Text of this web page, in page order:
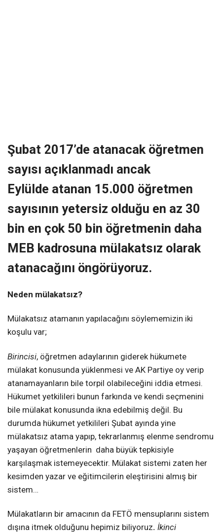
Şubat 2017’de atanacak öğretmen
sayısı açıklanmadı ancak
Eylülde atanan 15.000 öğretmen
sayısının yetersiz olduğu en az 30
bin en çok 50 bin öğretmenin daha
MEB kadrosuna mülakatsız olarak
atanacağını öngörüyoruz.
Neden mülakatsız?
Mülakatsız atamanın yapılacağını söylememizin iki
koşulu var;
Birincisi, öğretmen adaylarının giderek hükumete
mülakat konusunda yüklenmesi ve AK Partiye oy verip
atanamayanların bile torpil olabileceğini iddia etmesi.
Hükumet yetkilileri bunun farkında ve kendi seçmenini
bile mülakat konusunda ikna edebilmiş değil. Bu
durumda hükumet yetkilileri Şubat ayında yine
mülakatsız atama yapıp, tekrarlanmış elenme sendromu
yaşayan öğretmenlerin daha büyük tepkisiyle
karşılaşmak istemeyecektir. Mülakat sistemi zaten her
kesimden yazar ve eğitimcilerin eleştirisini almış bir
sistem…
Mülakatların bir amacının da FETÖ mensuplarını sistem
dışına itmek olduğunu hepimiz biliyoruz. İkinci